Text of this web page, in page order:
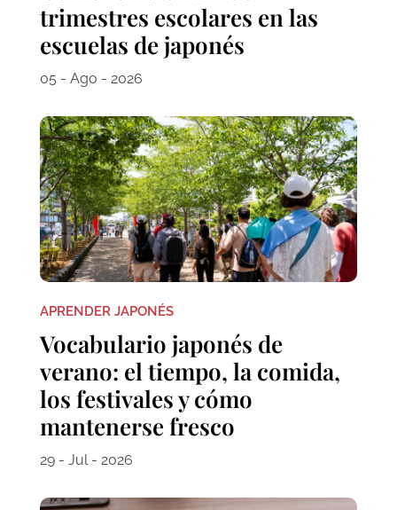
trimestres escolares en las
escuelas de japonés
05 - Ago - 2026
APRENDER JAPONÉS
Vocabulario japonés de
verano: el tiempo, la comida,
los festivales y cómo
mantenerse fresco
29 - Jul - 2026